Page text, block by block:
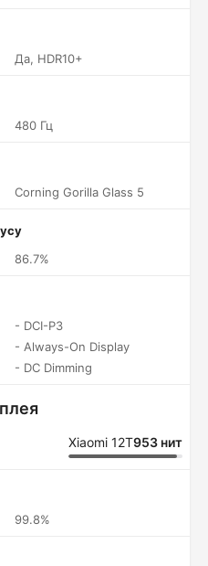
Да, HDR10+
480 Гц
Corning Gorilla Glass 5
86.7%
- DCI-P3
- Always-On Display
- DC Dimming
Xiaomi 12T953 нит
99.8%